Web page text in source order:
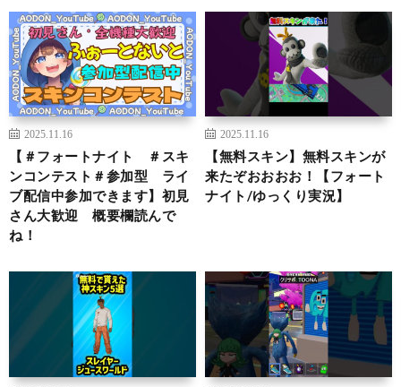
2025.11.16
【＃フォートナイト ＃スキ
ンコンテスト＃参加型 ライ
ブ配信中参加できます】初見
さん大歓迎 概要欄読んで
ね！
2025.11.16
【無料スキン】無料スキンが
来たぞおおおお！【フォート
ナイト/ゆっくり実況】